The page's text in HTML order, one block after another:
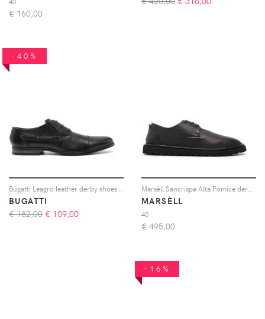
€ 160,00
-40%
BUGATTI
€ 182,00 € 109,00
MARSÈLL
40
€ 495,00
-16%